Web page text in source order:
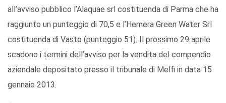
all’avviso pubblico l’Alaquae srl costituenda di Parma che ha
raggiunto un punteggio di 70,5 e l’Hemera Green Water Srl
costituenda di Vasto (punteggio 51). Il prossimo 29 aprile
scadono i termini dell’avviso per la vendita del compendio
aziendale depositato presso il tribunale di Melfi in data 15
gennaio 2013.